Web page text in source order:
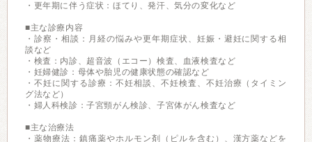
・更年期に伴う症状：ほてり、発汗、気分の変化など
■主な診療内容
・診察・相談：月経の悩みや更年期症状、妊娠・避妊に関する相
談など
・検査：内診、超音波（エコー）検査、血液検査など
・妊婦健診：母体や胎児の健康状態の確認など
・不妊に関する診療：不妊相談、不妊検査、不妊治療（タイミン
グ法など）
・婦人科検診：子宮頸がん検診、子宮体がん検査など
■主な治療法
・薬物療法：鎮痛薬やホルモン剤（ピルを含む）、漢方薬などを